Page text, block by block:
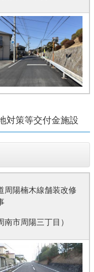
対策等交付金施設
周陽楠木線舗装改修
南市周陽三丁目）